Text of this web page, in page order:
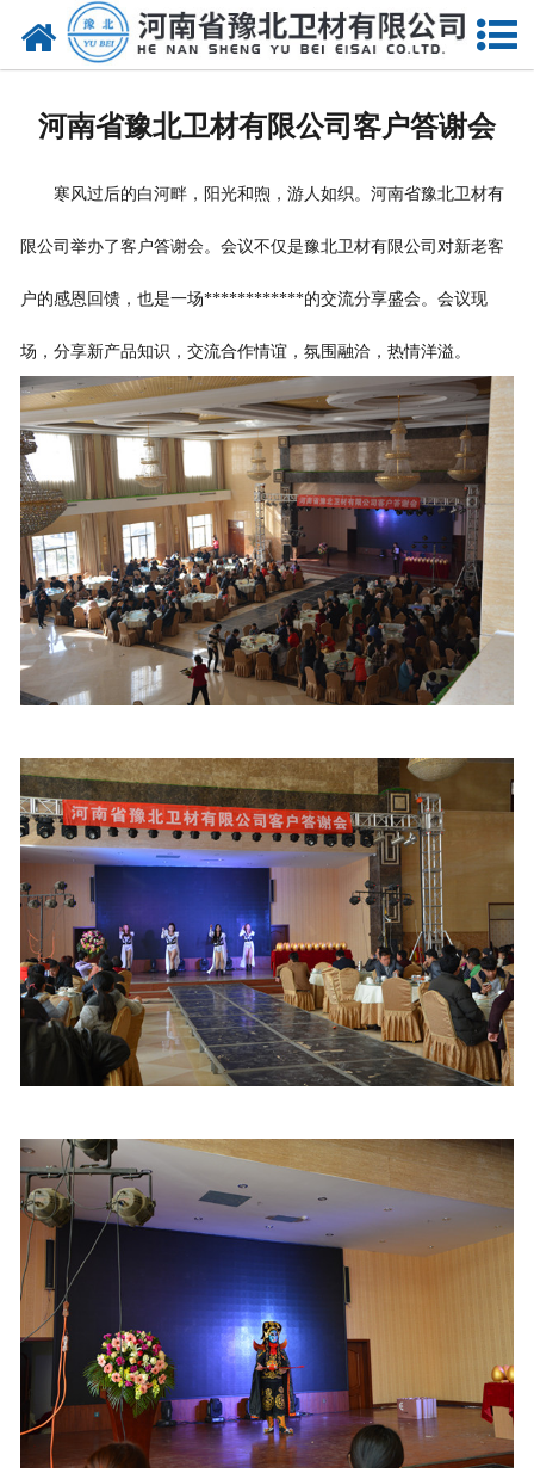
网站首页
人才招聘
联系我们
河南省豫北卫材有限公司客户答谢会
寒风过后的白河畔，阳光和煦，游人如织。河南省豫北卫材有
限公司举办了客户答谢会。会议不仅是豫北卫材有限公司对新老客
户的感恩回馈，也是一场************的交流分享盛会。会议现
场，分享新产品知识，交流合作情谊，氛围融洽，热情洋溢。